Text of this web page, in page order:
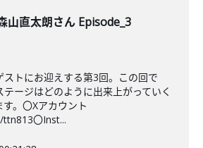
山直太朗さん Episode_3
トにお迎えする第3回。この回で
ージはどのように出来上がっていく
。〇Xアカウント
〇Inst...